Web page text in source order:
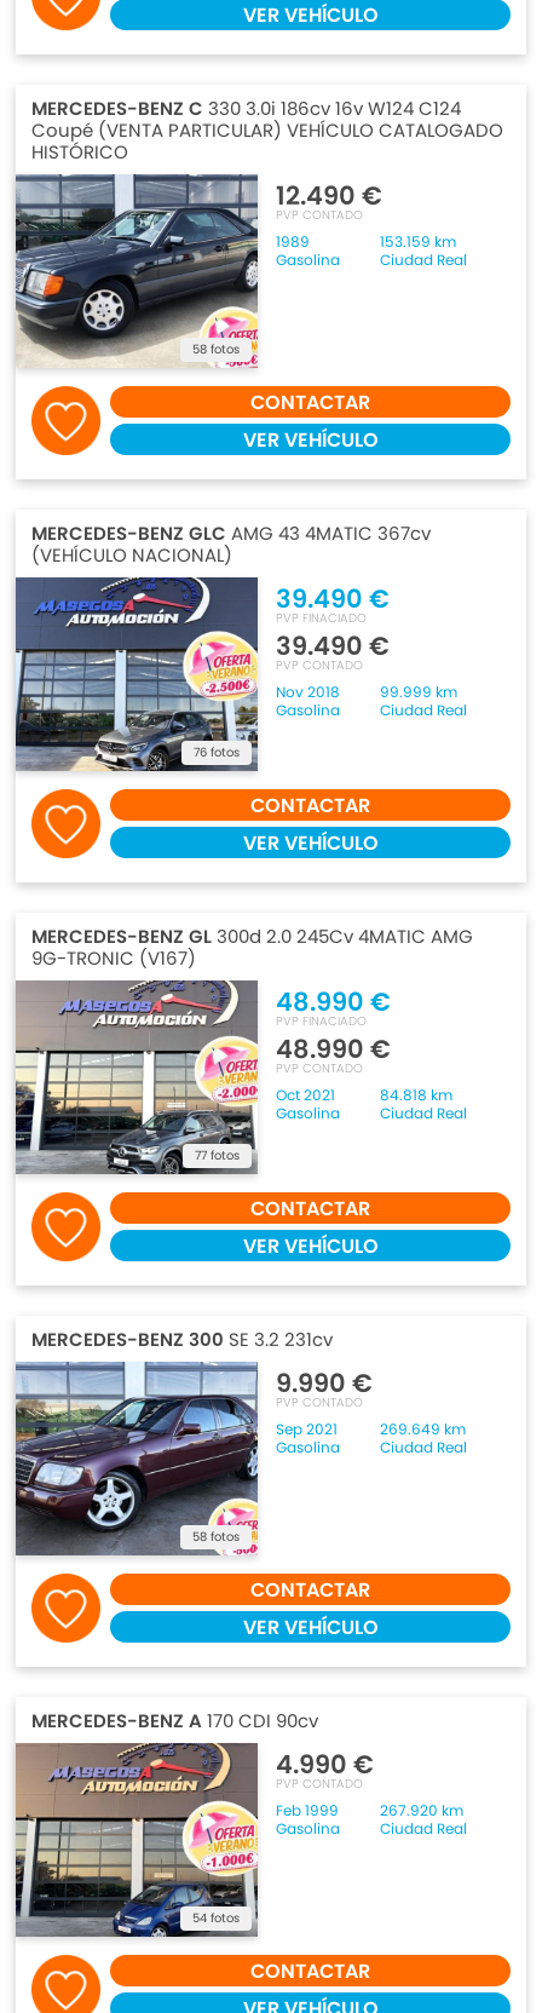
VER VEHÍCULO
MERCEDES-BENZ C 330 3.0i 186cv 16v W124 C124
Coupé (VENTA PARTICULAR) VEHÍCULO CATALOGADO
HISTÓRICO
58 fotos
12.490 €
PVP CONTADO
1989
153.159 km
Gasolina
Ciudad Real
CONTACTAR
VER VEHÍCULO
MERCEDES-BENZ GLC AMG 43 4MATIC 367cv
(VEHÍCULO NACIONAL)
76 fotos
39.490 €
PVP FINACIADO
39.490 €
PVP CONTADO
Nov 2018
99.999 km
Gasolina
Ciudad Real
CONTACTAR
VER VEHÍCULO
MERCEDES-BENZ GL 300d 2.0 245Cv 4MATIC AMG
9G-TRONIC (V167)
77 fotos
48.990 €
PVP FINACIADO
48.990 €
PVP CONTADO
Oct 2021
84.818 km
Gasolina
Ciudad Real
CONTACTAR
VER VEHÍCULO
MERCEDES-BENZ 300 SE 3.2 231cv
58 fotos
9.990 €
PVP CONTADO
Sep 2021
269.649 km
Gasolina
Ciudad Real
CONTACTAR
VER VEHÍCULO
MERCEDES-BENZ A170 CDI 90cv
54 fotos
4.990 €
PVP CONTADO
Feb 1999
267.920 km
Gasolina
Ciudad Real
CONTACTAR